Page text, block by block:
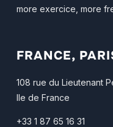
more exercice, more
FRANCE,
108 rue du Lieutenant
Ile de France
+33 1 87 65 16 31